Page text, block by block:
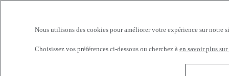
Renault Trucks Master
Nous utilisons des cookies pour améliorer votre expérience sur notre
Choisissez vos préférences ci-dessous ou cherchez à en savoir plus